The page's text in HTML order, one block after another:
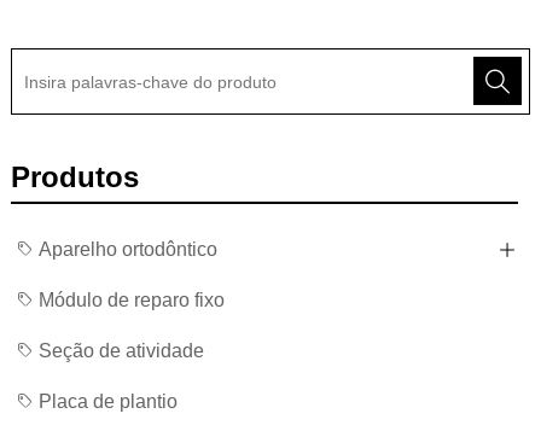
Produtos
Aparelho ortodôntico
Módulo de reparo fixo
Seção de atividade
Placa de plantio